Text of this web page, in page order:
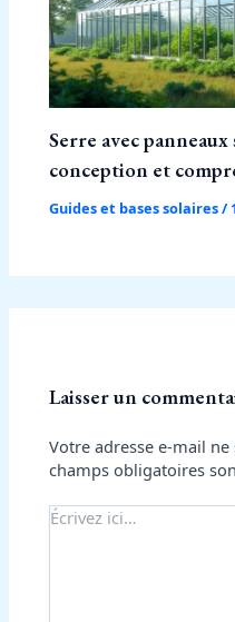
Serre avec
conception et
Guides et bases solaires/
Laisser un
Votre adresse e-mail
champs obligatoires
Écrivez